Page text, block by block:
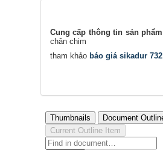
Cung cấp thông tin sản phẩm
chân chim
tham khảo báo giá sikadur 732